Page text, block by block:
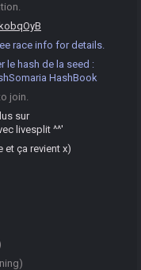
race info for details.
le hash de la seed :
HashBook
join.
sur
livesplit ^^'
et ça revient x)